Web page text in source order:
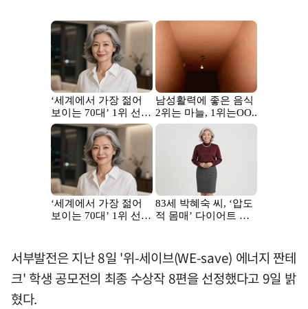
서부발전은 지난 8일 '위-세이브(WE-save) 에너지 짠테
크' 학생 공모전의 최종 수상작 8편을 선정했다고 9일 밝
혔다.